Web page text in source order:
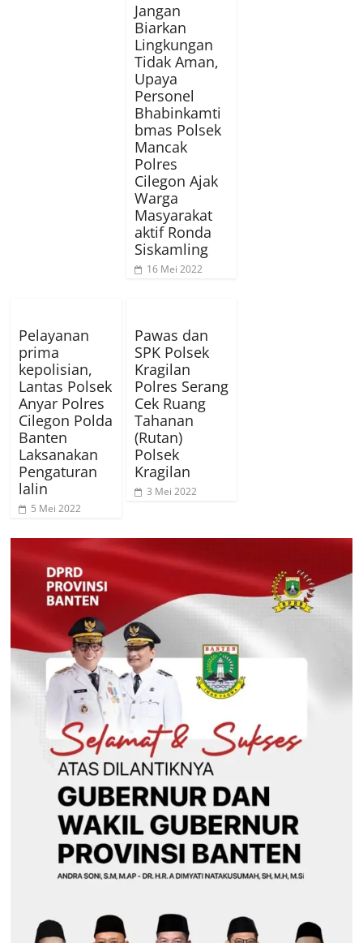
Jangan
Biarkan
Lingkungan
Tidak Aman,
Upaya
Personel
Bhabinkamti
bmas Polsek
Mancak
Polres
Cilegon Ajak
Warga
Masyarakat
aktif Ronda
Siskamling
16 Mei 2022
Pelayanan
prima
kepolisian,
Lantas Polsek
Anyar Polres
Cilegon Polda
Banten
Laksanakan
Pengaturan
lalin
5 Mei 2022
Pawas dan
SPK Polsek
Kragilan
Polres Serang
Cek Ruang
Tahanan
(Rutan)
Polsek
Kragilan
3 Mei 2022